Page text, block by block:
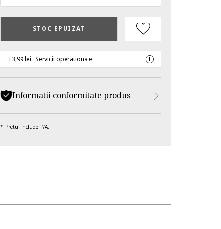
STOC EPUIZAT
+3,99 lei Servicii operationale
Informatii conformitate produs
Pretul include TVA.